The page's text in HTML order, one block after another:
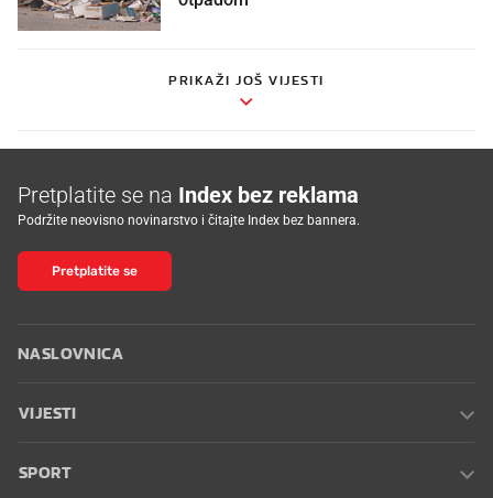
PRIKAŽI JOŠ VIJESTI
Pretplatite se na Index bez reklama
Podržite neovisno novinarstvo i čitajte Index bez bannera.
Pretplatite se
NASLOVNICA
VIJESTI
SPORT